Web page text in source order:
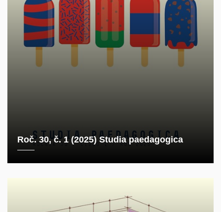
Roč. 30, č. 1 (2025) Studia paedagogica